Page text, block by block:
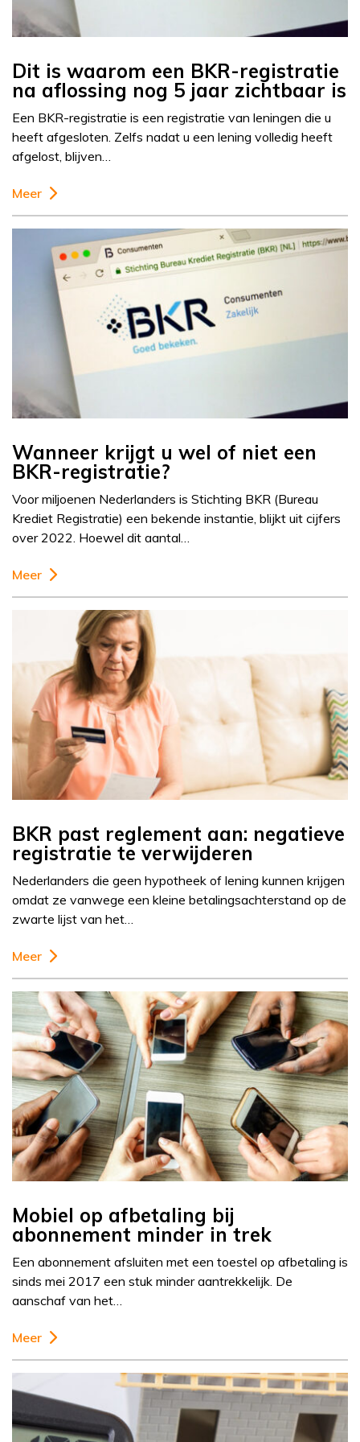
Dit is waarom een BKR-registratie
na aflossing nog 5 jaar zichtbaar is
Een BKR-registratie is een registratie van leningen die u
heeft afgesloten. Zelfs nadat u een lening volledig heeft
afgelost, blijven…
Meer
Wanneer krijgt u wel of niet een
BKR-registratie?
Voor miljoenen Nederlanders is Stichting BKR (Bureau
Krediet Registratie) een bekende instantie, blijkt uit cijfers
over 2022. Hoewel dit aantal…
Meer
BKR past reglement aan: negatieve
registratie te verwijderen
Nederlanders die geen hypotheek of lening kunnen krijgen
omdat ze vanwege een kleine betalingsachterstand op de
zwarte lijst van het…
Meer
Mobiel op afbetaling bij
abonnement minder in trek
Een abonnement afsluiten met een toestel op afbetaling is
sinds mei 2017 een stuk minder aantrekkelijk. De
aanschaf van het…
Meer